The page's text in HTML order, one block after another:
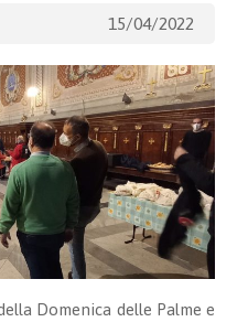
15/04/2022
Domenica delle Palme e